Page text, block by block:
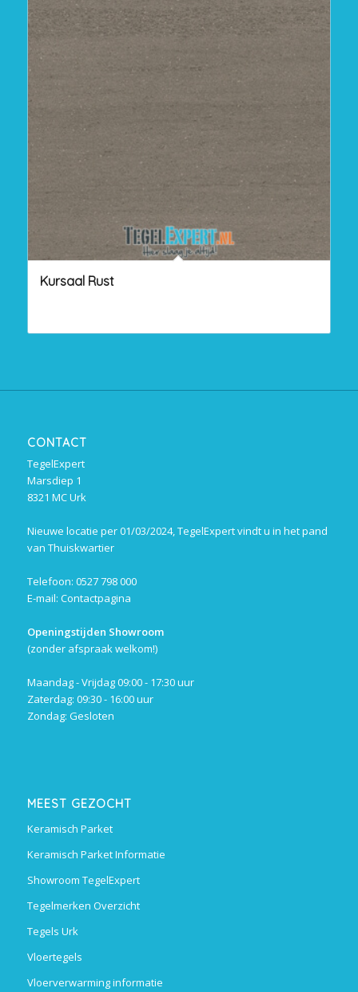
Kursaal Rust
CONTACT
TegelExpert
Marsdiep 1
8321 MC Urk
Nieuwe locatie per 01/03/2024, TegelExpert vindt u in het pand
van Thuiskwartier
Telefoon: 0527 798 000
E-mail: Contactpagina
Openingstijden Showroom
(zonder afspraak welkom!)
Maandag - Vrijdag 09:00 - 17:30 uur
Zaterdag: 09:30 - 16:00 uur
Zondag: Gesloten
MEEST GEZOCHT
Keramisch Parket
Keramisch Parket Informatie
Showroom TegelExpert
Tegelmerken Overzicht
Tegels Urk
Vloertegels
Vloerverwarming informatie